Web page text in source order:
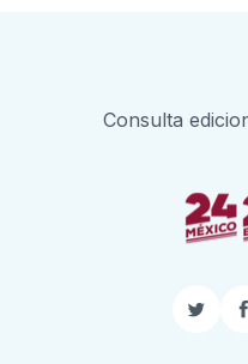
Consulta
Twitter